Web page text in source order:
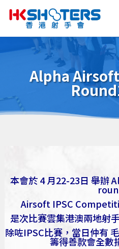
Alpha
本會於 4 月22-23日 舉辦
Airsoft IPSC
是次比賽雲集港澳兩地射
除咗IPSC比賽，當日仲有
籌得善款會全數